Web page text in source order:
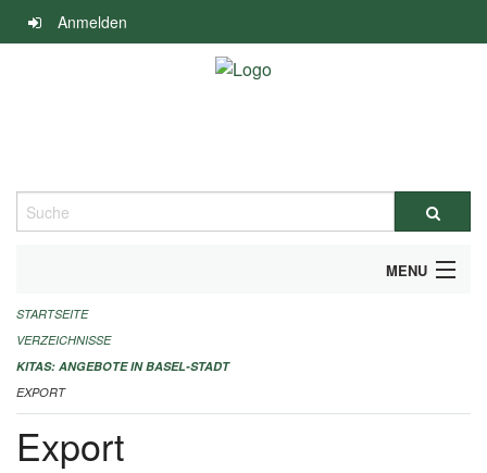
Navigation
überspringen
Anmelden
Suche
MENU
ALLGEMEINE INFORMATIONEN
IMPRESSUM
STARTSEITE
VERZEICHNISSE
KITAS: ANGEBOTE IN BASEL-STADT
EXPORT
Export